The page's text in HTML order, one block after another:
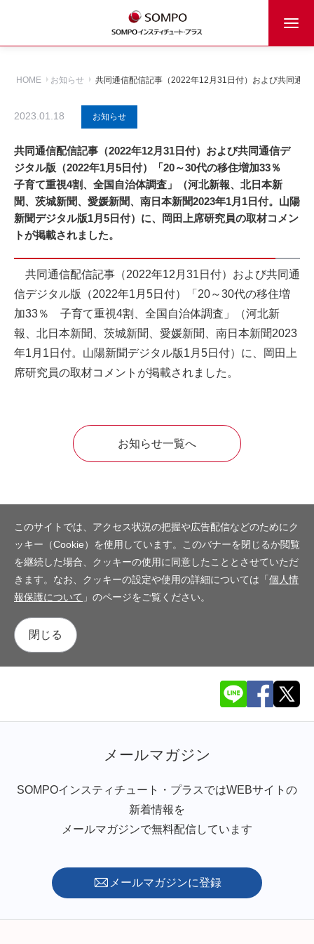
HOME お知らせ 共同通信配信記事（2022年12月31日付）および共同通
2023.01.18 お知らせ
共同通信配信記事（2022年12月31日付）および共同通信デ
ジタル版（2022年1月5日付）「20～30代の移住増加33％
子育て重視4割、全国自治体調査」（河北新報、北日本新
聞、茨城新聞、愛媛新聞、南日本新聞2023年1月1日付。山陽
新聞デジタル版1月5日付）に、岡田上席研究員の取材コメン
トが掲載されました。
共同通信配信記事（2022年12月31日付）および共同通
信デジタル版（2022年1月5日付）「20～30代の移住増
加33％ 子育て重視4割、全国自治体調査」（河北新
報、北日本新聞、茨城新聞、愛媛新聞、南日本新聞2023
年1月1日付。山陽新聞デジタル版1月5日付）に、岡田上
席研究員の取材コメントが掲載されました。
お知らせ一覧へ
このサイトでは、アクセス状況の把握や広告配信などのためにク
ッキー（Cookie）を使用しています。このバナーを閉じるか閲覧
を継続した場合、クッキーの使用に同意したこととさせていただ
きます。なお、クッキーの設定や使用の詳細については「個人情
報保護について 」のページをご覧ください。
閉じる
メールマガジン
SOMPOインスティチュート・プラスではWEBサイトの
新着情報を
メールマガジンで無料配信しています
メールマガジンに登録